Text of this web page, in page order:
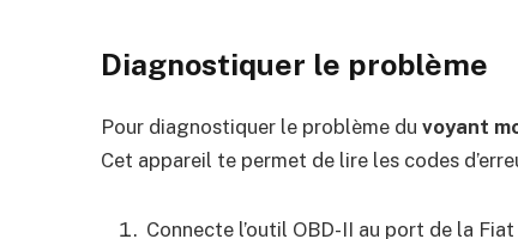
Diagnostiquer le problème
Pour diagnostiquer le problème duvoyant
Cet appareil te permet de lire les codes
Connecte l’outil OBD-II au port de la